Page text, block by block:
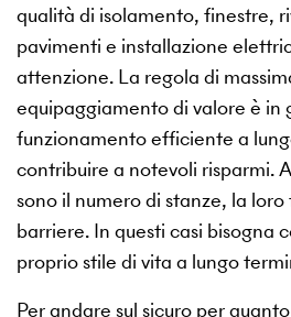
qualità di isolamento, finestre,
pavimenti e installazione
attenzione. La regola di
equipaggiamento di valore è in
funzionamento efficiente a
contribuire a notevoli risparmi.
sono il numero di stanze, la loro
barriere. In questi casi bisogna
proprio stile di vita a lungo
Per andare sul sicuro per